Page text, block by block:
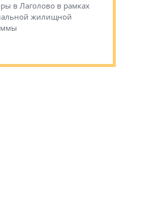
в Лаголово в рамках
жилищной